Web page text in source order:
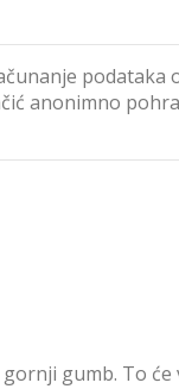
anonimno
gumb. To